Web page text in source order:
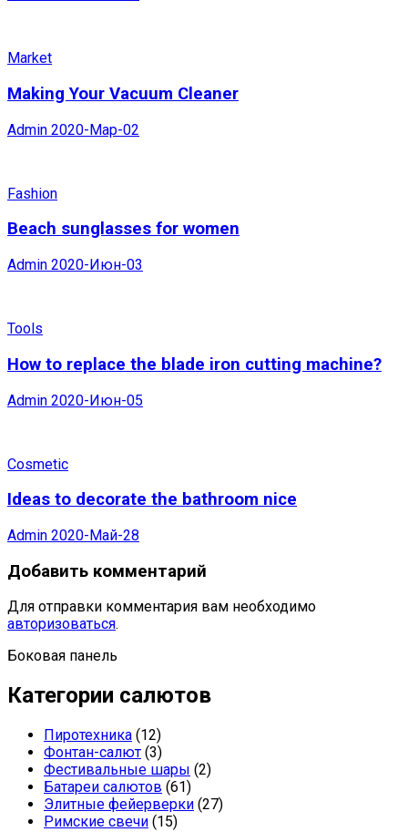
Market
Making Your Vacuum Cleaner
Admin 2020-Мар-02
Fashion
Beach sunglasses for women
Admin 2020-Июн-03
Tools
How to replace the blade iron cutting machine?
Admin 2020-Июн-05
Cosmetic
Ideas to decorate the bathroom nice
Admin 2020-Май-28
Добавить комментарий
Для отправки комментария вам необходимо
авторизоваться.
Боковая панель
Категории салютов
Пиротехника (12)
Фонтан-салют (3)
Фестивальные шары (2)
Батареи салютов (61)
Элитные фейерверки (27)
Римские свечи (15)